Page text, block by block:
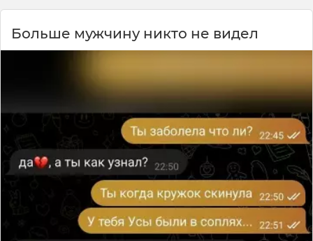
Больше мужчину никто не видел